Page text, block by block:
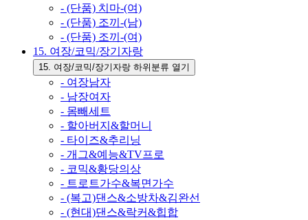
- (단품) 치마-(여)
- (단품) 조끼-(남)
- (단품) 조끼-(여)
15. 여장/코믹/장기자랑
15. 여장/코믹/장기자랑 하위분류 열기
- 여장남자
- 남장여자
- 몸빼세트
- 할아버지&할머니
- 타이즈&추리닝
- 개그&예능&TV프로
- 코믹&황당의상
- 트로트가수&복면가수
- (복고)댄스&소방차&김완선
- (현대)댄스&락커&힙합